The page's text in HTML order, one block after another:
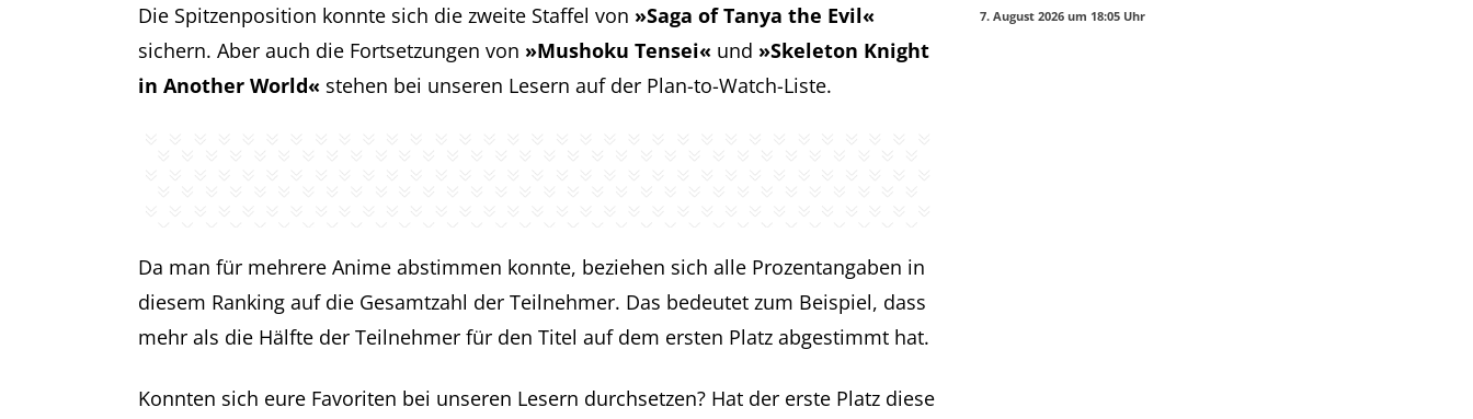
Die Spitzenposition konnte sich die zweite Staffel von »Saga of Tanya the Evil«
sichern. Aber auch die Fortsetzungen von »Mushoku Tensei« und »Skeleton Knight
in Another World« stehen bei unseren Lesern auf der Plan-to-Watch-Liste.
Da man für mehrere Anime abstimmen konnte, beziehen sich alle Prozentangaben in
diesem Ranking auf die Gesamtzahl der Teilnehmer. Das bedeutet zum Beispiel, dass
mehr als die Hälfte der Teilnehmer für den Titel auf dem ersten Platz abgestimmt hat.
Konnten sich eure Favoriten bei unseren Lesern durchsetzen? Hat der erste Platz diese
7. August 2026 um 18:05 Uhr